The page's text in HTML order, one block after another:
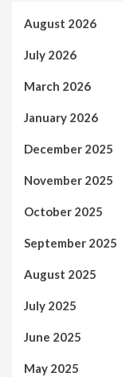
August 2026
July 2026
March 2026
January 2026
December 2025
November 2025
October 2025
September 2025
August 2025
July 2025
June 2025
May 2025